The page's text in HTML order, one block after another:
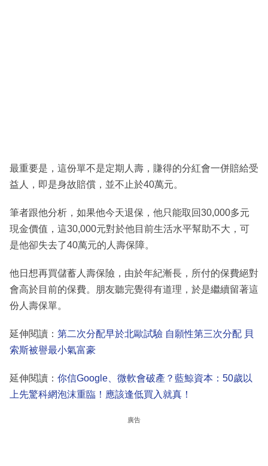
最重要是，這份單不是定期人壽，賺得的分紅會一併賠給受
益人，即是身故賠償，並不止於40萬元。
筆者跟他分析，如果他今天退保，他只能取回30,000多元
現金價值，這30,000元對於他目前生活水平幫助不大，可
是他卻失去了40萬元的人壽保障。
他日想再買儲蓄人壽保險，由於年紀漸長，所付的保費絕對
會高於目前的保費。朋友聽完覺得有道理，於是繼續留著這
份人壽保單。
延伸閱讀： 第二次分配早於北歐試驗 自願性第三次分配 貝
索斯被譽最小氣富豪
延伸閱讀： 你信Google、微軟會破產？藍鯨資本：50歲以
上先驚科網泡沫重臨！應該逢低買入就真！
廣告